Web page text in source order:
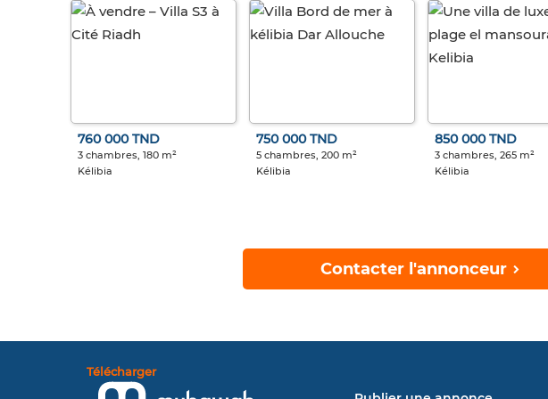
760 000 TND
3 chambres, 180 m²
Kélibia
750 000 TND
5 chambres, 200 m²
Kélibia
850 000 TND
3 chambres, 265 m²
Kélibia
Contacter l'annonceur
Télécharger